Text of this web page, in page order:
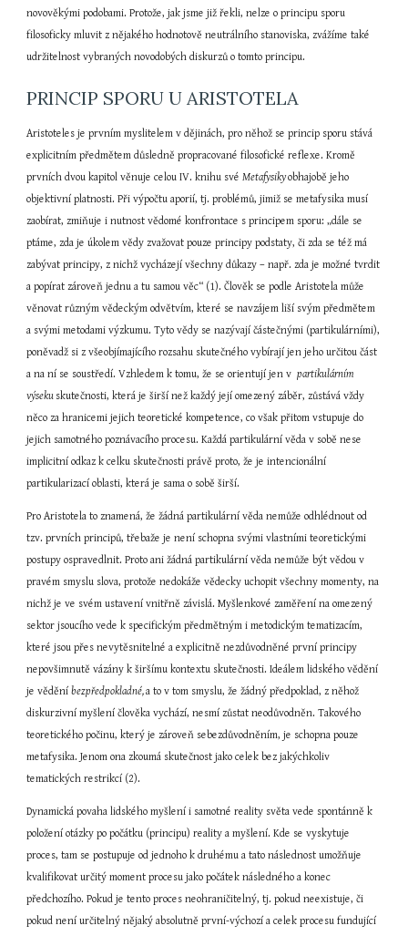
novověkými podobami. Protože, jak jsme již řekli, nelze o principu sporu
filosoficky mluvit z nějakého hodnotově neutrálního stanoviska, zvážíme také
udržitelnost vybraných novodobých diskurzů o tomto principu.
PRINCIP SPORU U ARISTOTELA
Aristoteles je prvním myslitelem v dějinách, pro něhož se princip sporu stává
explicitním předmětem důsledně propracované filosofické reflexe. Kromě
prvních dvou kapitol věnuje celou IV. knihu své Metafysiky obhajobě jeho
objektivní platnosti. Při výpočtu aporií, tj. problémů, jimiž se metafysika musí
zaobírat, zmiňuje i nutnost vědomé konfrontace s principem sporu: „dále se
ptáme, zda je úkolem vědy zvažovat pouze principy podstaty, či zda se též má
zabývat principy, z nichž vycházejí všechny důkazy – např. zda je možné tvrdit
a popírat zároveň jednu a tu samou věc“ (1). Člověk se podle Aristotela může
věnovat různým vědeckým odvětvím, které se navzájem liší svým předmětem
a svými metodami výzkumu. Tyto vědy se nazývají částečnými (partikulárními),
poněvadž si z všeobjímajícího rozsahu skutečného vybírají jen jeho určitou část
a na ní se soustředí. Vzhledem k tomu, že se orientují jen v partikulárním
výseku skutečnosti, která je širší než každý její omezený záběr, zůstává vždy
něco za hranicemi jejich teoretické kompetence, co však přitom vstupuje do
jejich samotného poznávacího procesu. Každá partikulární věda v sobě nese
implicitní odkaz k celku skutečnosti právě proto, že je intencionální
partikularizací oblasti, která je sama o sobě širší.
Pro Aristotela to znamená, že žádná partikulární věda nemůže odhlédnout od
tzv. prvních principů, třebaže je není schopna svými vlastními teoretickými
postupy ospravedlnit. Proto ani žádná partikulární věda nemůže být vědou v
pravém smyslu slova, protože nedokáže vědecky uchopit všechny momenty, na
nichž je ve svém ustavení vnitřně závislá. Myšlenkové zaměření na omezený
sektor jsoucího vede k specifickým předmětným i metodickým tematizacím,
které jsou přes nevytěsnitelné a explicitně nezdůvodněné první principy
nepovšimnutě vázány k širšímu kontextu skutečnosti. Ideálem lidského vědění
je vědění bezpředpokladné, a to v tom smyslu, že žádný předpoklad, z něhož
diskurzivní myšlení člověka vychází, nesmí zůstat neodůvodněn. Takového
teoretického počinu, který je zároveň sebezdůvodněním, je schopna pouze
metafysika. Jenom ona zkoumá skutečnost jako celek bez jakýchkoliv
tematických restrikcí (2).
Dynamická povaha lidského myšlení i samotné reality světa vede spontánně k
položení otázky po počátku (principu) reality a myšlení. Kde se vyskytuje
proces, tam se postupuje od jednoho k druhému a tato následnost umožňuje
kvalifikovat určitý moment procesu jako počátek následného a konec
předchozího. Pokud je tento proces neohraničitelný, tj. pokud neexistuje, či
pokud není určitelný nějaký absolutně první-výchozí a celek procesu fundující